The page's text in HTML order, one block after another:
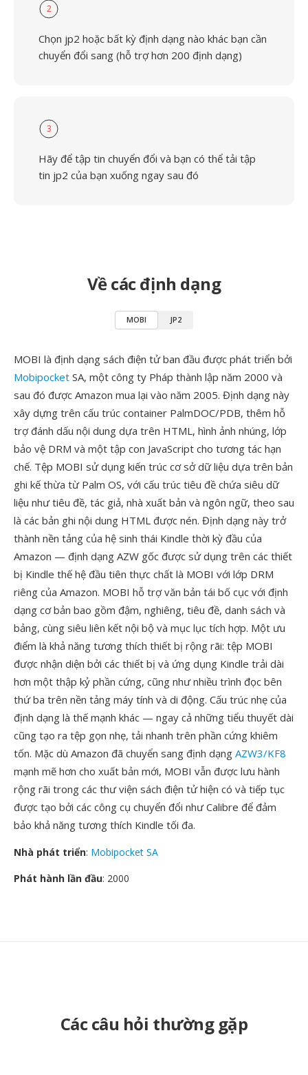
2
Chọn jp2 hoặc bất kỳ định dạng nào khác bạn cần
chuyển đổi sang (hỗ trợ hơn 200 định dạng)
3
Hãy để tập tin chuyển đổi và bạn có thể tải tập
tin jp2 của bạn xuống ngay sau đó
Về các định dạng
MOBI JP2
MOBI là định dạng sách điện tử ban đầu được phát triển bởi
Mobipocket SA, một công ty Pháp thành lập năm 2000 và
sau đó được Amazon mua lại vào năm 2005. Định dạng này
xây dựng trên cấu trúc container PalmDOC/PDB, thêm hỗ
trợ đánh dấu nội dung dựa trên HTML, hình ảnh nhúng, lớp
bảo vệ DRM và một tập con JavaScript cho tương tác hạn
chế. Tệp MOBI sử dụng kiến trúc cơ sở dữ liệu dựa trên bản
ghi kế thừa từ Palm OS, với cấu trúc tiêu đề chứa siêu dữ
liệu như tiêu đề, tác giả, nhà xuất bản và ngôn ngữ, theo sau
là các bản ghi nội dung HTML được nén. Định dạng này trở
thành nền tảng của hệ sinh thái Kindle thời kỳ đầu của
Amazon — định dạng AZW gốc được sử dụng trên các thiết
bị Kindle thế hệ đầu tiên thực chất là MOBI với lớp DRM
riêng của Amazon. MOBI hỗ trợ văn bản tái bố cục với định
dạng cơ bản bao gồm đậm, nghiêng, tiêu đề, danh sách và
bảng, cùng siêu liên kết nội bộ và mục lục tích hợp. Một ưu
điểm là khả năng tương thích thiết bị rộng rãi: tệp MOBI
được nhận diện bởi các thiết bị và ứng dụng Kindle trải dài
hơn một thập kỷ phần cứng, cũng như nhiều trình đọc bên
thứ ba trên nền tảng máy tính và di động. Cấu trúc nhẹ của
định dạng là thế mạnh khác — ngay cả những tiểu thuyết dài
cũng tạo ra tệp gọn nhẹ, tải nhanh trên phần cứng khiêm
tốn. Mặc dù Amazon đã chuyển sang định dạng AZW3/KF8
mạnh mẽ hơn cho xuất bản mới, MOBI vẫn được lưu hành
rộng rãi trong các thư viện sách điện tử hiện có và tiếp tục
được tạo bởi các công cụ chuyển đổi như Calibre để đảm
bảo khả năng tương thích Kindle tối đa.
Nhà phát triển: Mobipocket SA
Phát hành lần đầu: 2000
Các câu hỏi thường gặp